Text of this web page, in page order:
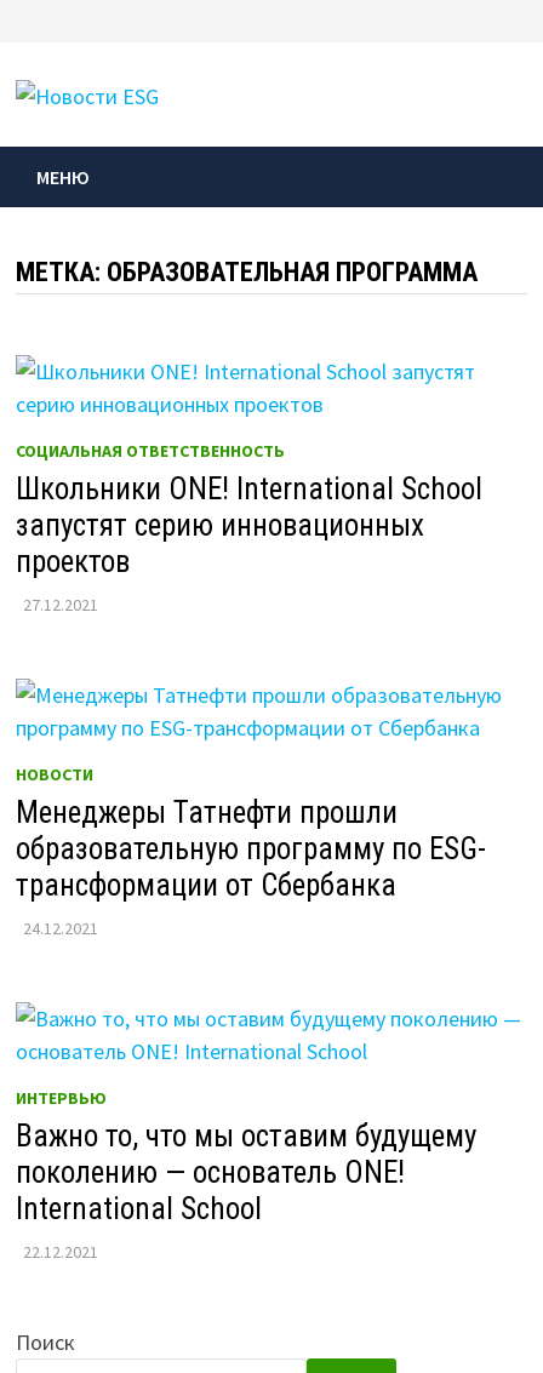
содержимому
МЕНЮ
МЕТКА: ОБРАЗОВАТЕЛЬНАЯ ПРОГРАММА
СОЦИАЛЬНАЯ ОТВЕТСТВЕННОСТЬ
Школьники ONE! International School
запустят серию инновационных
проектов
27.12.2021
НОВОСТИ
Менеджеры Татнефти прошли
образовательную программу по ESG-
трансформации от Сбербанка
24.12.2021
ИНТЕРВЬЮ
Важно то, что мы оставим будущему
поколению — основатель ONE!
International School
22.12.2021
Поиск